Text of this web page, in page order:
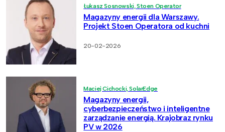
Łukasz Sosnowski, Stoen Operator
Magazyny energii dla Warszawy.
Projekt Stoen Operatora od kuchni
20-02-2026
Maciej Cichocki, SolarEdge
Magazyny energii,
cyberbezpieczeństwo i inteligentne
zarządzanie energią. Krajobraz rynku
PV w 2026